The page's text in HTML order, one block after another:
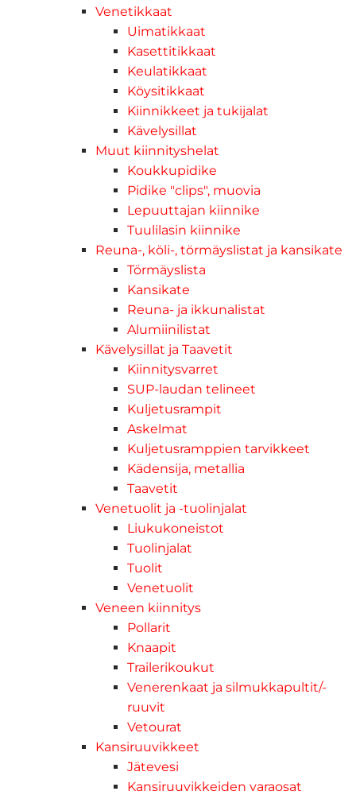
Venetikkaat
Uimatikkaat
Kasettitikkaat
Keulatikkaat
Köysitikkaat
Kiinnikkeet ja tukijalat
Kävelysillat
Muut kiinnityshelat
Koukkupidike
Pidike "clips", muovia
Lepuuttajan kiinnike
Tuulilasin kiinnike
Reuna-, köli-, törmäyslistat ja kansikate
Törmäyslista
Kansikate
Reuna- ja ikkunalistat
Alumiinilistat
Kävelysillat ja Taavetit
Kiinnitysvarret
SUP-laudan telineet
Kuljetusrampit
Askelmat
Kuljetusramppien tarvikkeet
Kädensija, metallia
Taavetit
Venetuolit ja -tuolinjalat
Liukukoneistot
Tuolinjalat
Tuolit
Venetuolit
Veneen kiinnitys
Pollarit
Knaapit
Trailerikoukut
Venerenkaat ja silmukkapultit/-
ruuvit
Vetourat
Kansiruuvikkeet
Jätevesi
Kansiruuvikkeiden varaosat